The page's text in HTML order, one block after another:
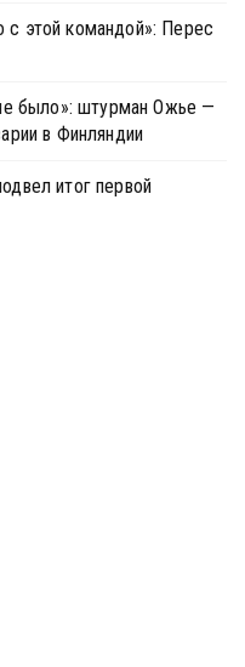
этой командой»: Перес
было»: штурман Ожье —
в Финляндии
итог первой